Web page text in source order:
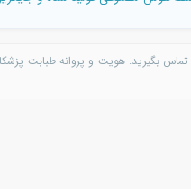
بگیرید. هویت و پروانه طبابت